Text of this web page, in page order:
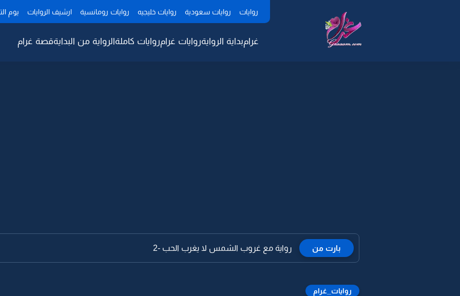
روايات روايات سعودية روايات خليجيه روايات رومانسية ارشيف الروايات يوم
غرامبداية الروايةروايات غرامروايات كاملةالرواية من البدايةقصة غرام
بارت من رواية مع غروب الشمس لا يغرب الحب -2
روايات_غرام